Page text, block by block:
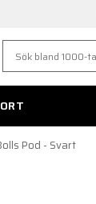
Pod - Svart